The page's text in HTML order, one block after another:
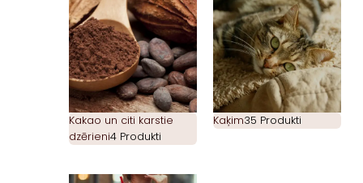
Kakao un citi karstie
dzērieni4 Produkti
Kaķim35 Produkti